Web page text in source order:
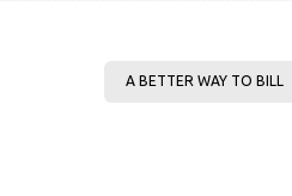
A BETTER WAY TO BILL